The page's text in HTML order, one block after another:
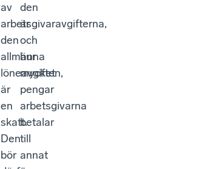
av
arbetsgivaravgifterna,
den
allmänna
löneavgiften,
är
en
skatt.
Den
bör
den
är
och
hur
mycket
pengar
arbetsgivarna
betalar
till
annat